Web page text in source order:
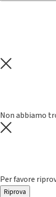
Non abbiamo
Per favore
Riprova